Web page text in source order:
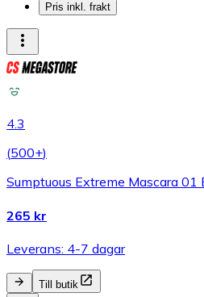
Pris inkl. frakt
4.3
(500+)
Sumptuous Extreme Mascara 01
265 kr
Leverans: 4-7 dagar
Till butik